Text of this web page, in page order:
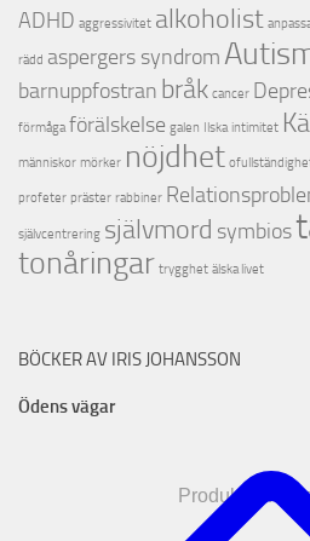
ADHD aggressivitet alkoholist
rädd aspergers syndrom
barnuppfostran bråk cancer
förmåga förälskelse galen Ilska intimitet
människor mörker nöjdhet
profeter präster rabbiner
självcentrering självmord symbios
tonåringar trygghet älska livet
BÖCKER AV IRIS JOHANSSON
Ödens vägar
Produkterna